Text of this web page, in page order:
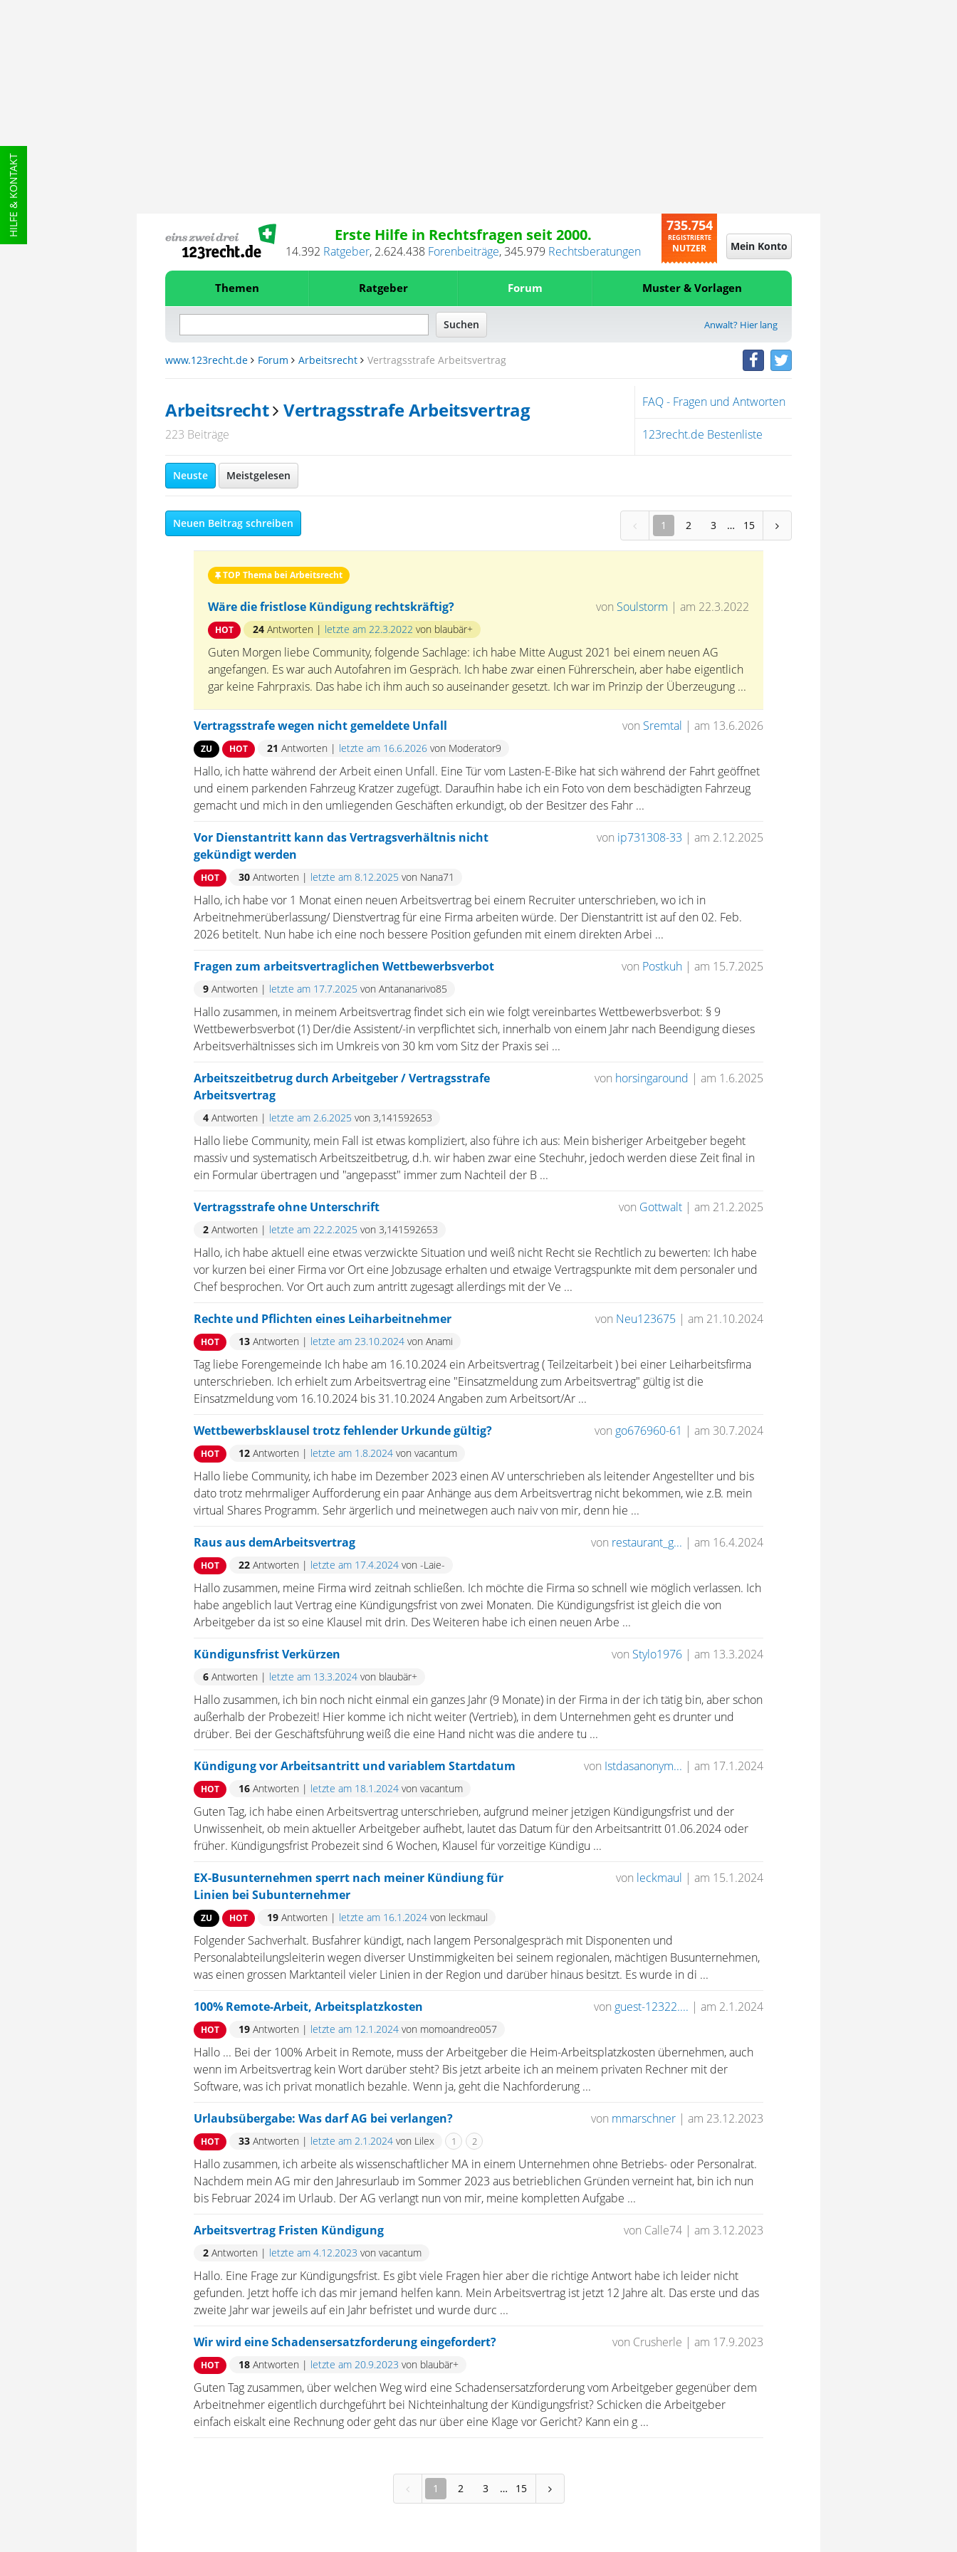
HILFE & KONTAKT Erste Hilfe in Rechtsfragen seit 2000.
14.392 Ratgeber, 2.624.438 Forenbeiträge,345.979 Rechtsberatungen
735.754
REGISTRIERTE
NUTZER Mein Konto
Themen Ratgeber Forum Muster & Vorlagen
Anwalt? Hier lang
www.123recht.de Forum Arbeitsrecht Vertragsstrafe Arbeitsvertrag
Arbeitsrecht Vertragsstrafe Arbeitsvertrag
223 Beiträge
FAQ - Fragen und Antworten
123recht.de Bestenliste
Neuste Meistgelesen
Neuen Beitrag schreiben 1 2 3 15
TOP Thema bei Arbeitsrecht
Wäre die fristlose Kündigung rechtskräftig? von Soulstorm | am 22.3.2022
HOT 24 Antworten | letzte am 22.3.2022 von blaubär+
Guten Morgen liebe Community, folgende Sachlage: ich habe Mitte August 2021 bei einem neuen AG
angefangen. Es war auch Autofahren im Gespräch. Ich habe zwar einen Führerschein, aber habe eigentlich
gar keine Fahrpraxis. Das habe ich ihm auch so auseinander gesetzt. Ich war im Prinzip der Überzeugung ...
Vertragsstrafe wegen nicht gemeldete Unfall von Sremtal | am 13.6.2026
ZU HOT 21 Antworten | letzte am 16.6.2026 von Moderator9
Hallo, ich hatte während der Arbeit einen Unfall. Eine Tür vom Lasten-E-Bike hat sich während der Fahrt geöffnet
und einem parkenden Fahrzeug Kratzer zugefügt. Daraufhin habe ich ein Foto von dem beschädigten Fahrzeug
gemacht und mich in den umliegenden Geschäften erkundigt, ob der Besitzer des Fahr ...
Vor Dienstantritt kann das Vertragsverhältnis nicht
gekündigt werden
von ip731308-33 | am 2.12.2025
HOT 30 Antworten | letzte am 8.12.2025 von Nana71
Hallo, ich habe vor 1 Monat einen neuen Arbeitsvertrag bei einem Recruiter unterschrieben, wo ich in
Arbeitnehmerüberlassung/ Dienstvertrag für eine Firma arbeiten würde. Der Dienstantritt ist auf den 02. Feb.
2026 betitelt. Nun habe ich eine noch bessere Position gefunden mit einem direkten Arbei ...
Fragen zum arbeitsvertraglichen Wettbewerbsverbot von Postkuh | am 15.7.2025
9 Antworten | letzte am 17.7.2025 von Antananarivo85
Hallo zusammen, in meinem Arbeitsvertrag findet sich ein wie folgt vereinbartes Wettbewerbsverbot: § 9
Wettbewerbsverbot (1) Der/die Assistent/-in verpflichtet sich, innerhalb von einem Jahr nach Beendigung dieses
Arbeitsverhältnisses sich im Umkreis von 30 km vom Sitz der Praxis sei ...
Arbeitszeitbetrug durch Arbeitgeber / Vertragsstrafe
Arbeitsvertrag
von horsingaround | am 1.6.2025
4 Antworten | letzte am 2.6.2025 von 3,141592653
Hallo liebe Community, mein Fall ist etwas kompliziert, also führe ich aus: Mein bisheriger Arbeitgeber begeht
massiv und systematisch Arbeitszeitbetrug, d.h. wir haben zwar eine Stechuhr, jedoch werden diese Zeit final in
ein Formular übertragen und "angepasst" immer zum Nachteil der B ...
Vertragsstrafe ohne Unterschrift von Gottwalt | am 21.2.2025
2 Antworten | letzte am 22.2.2025 von 3,141592653
Hallo, ich habe aktuell eine etwas verzwickte Situation und weiß nicht Recht sie Rechtlich zu bewerten: Ich habe
vor kurzen bei einer Firma vor Ort eine Jobzusage erhalten und etwaige Vertragspunkte mit dem personaler und
Chef besprochen. Vor Ort auch zum antritt zugesagt allerdings mit der Ve ...
Rechte und Pflichten eines Leiharbeitnehmer von Neu123675 | am 21.10.2024
HOT 13 Antworten | letzte am 23.10.2024 von Anami
Tag liebe Forengemeinde Ich habe am 16.10.2024 ein Arbeitsvertrag ( Teilzeitarbeit ) bei einer Leiharbeitsfirma
unterschrieben. Ich erhielt zum Arbeitsvertrag eine "Einsatzmeldung zum Arbeitsvertrag" gültig ist die
Einsatzmeldung vom 16.10.2024 bis 31.10.2024 Angaben zum Arbeitsort/Ar ...
Wettbewerbsklausel trotz fehlender Urkunde gültig? von go676960-61 | am 30.7.2024
HOT 12 Antworten | letzte am 1.8.2024 von vacantum
Hallo liebe Community, ich habe im Dezember 2023 einen AV unterschrieben als leitender Angestellter und bis
dato trotz mehrmaliger Aufforderung ein paar Anhänge aus dem Arbeitsvertrag nicht bekommen, wie z.B. mein
virtual Shares Programm. Sehr ärgerlich und meinetwegen auch naiv von mir, denn hie ...
Raus aus demArbeitsvertrag von restaurant_g... | am 16.4.2024
HOT 22 Antworten | letzte am 17.4.2024 von -Laie-
Hallo zusammen, meine Firma wird zeitnah schließen. Ich möchte die Firma so schnell wie möglich verlassen. Ich
habe angeblich laut Vertrag eine Kündigungsfrist von zwei Monaten. Die Kündigungsfrist ist gleich die von
Arbeitgeber da ist so eine Klausel mit drin. Des Weiteren habe ich einen neuen Arbe ...
Kündigunsfrist Verkürzen von Stylo1976 | am 13.3.2024
6 Antworten | letzte am 13.3.2024 von blaubär+
Hallo zusammen, ich bin noch nicht einmal ein ganzes Jahr (9 Monate) in der Firma in der ich tätig bin, aber schon
außerhalb der Probezeit! Hier komme ich nicht weiter (Vertrieb), in dem Unternehmen geht es drunter und
drüber. Bei der Geschäftsführung weiß die eine Hand nicht was die andere tu ...
Kündigung vor Arbeitsantritt und variablem Startdatum von Istdasanonym... | am 17.1.2024
HOT 16 Antworten | letzte am 18.1.2024 von vacantum
Guten Tag, ich habe einen Arbeitsvertrag unterschrieben, aufgrund meiner jetzigen Kündigungsfrist und der
Unwissenheit, ob mein aktueller Arbeitgeber aufhebt, lautet das Datum für den Arbeitsantritt 01.06.2024 oder
früher. Kündigungsfrist Probezeit sind 6 Wochen, Klausel für vorzeitige Kündigu ...
EX-Busunternehmen sperrt nach meiner Kündiung für
Linien bei Subunternehmer
von leckmaul | am 15.1.2024
ZU HOT 19 Antworten | letzte am 16.1.2024 von leckmaul
Folgender Sachverhalt. Busfahrer kündigt, nach langem Personalgespräch mit Disponenten und
Personalabteilungsleiterin wegen diverser Unstimmigkeiten bei seinem regionalen, mächtigen Busunternehmen,
was einen grossen Marktanteil vieler Linien in der Region und darüber hinaus besitzt. Es wurde in di ...
100% Remote-Arbeit, Arbeitsplatzkosten von guest-12322.... | am 2.1.2024
HOT 19 Antworten | letzte am 12.1.2024 von momoandreo057
Hallo ... Bei der 100% Arbeit in Remote, muss der Arbeitgeber die Heim-Arbeitsplatzkosten übernehmen, auch
wenn im Arbeitsvertrag kein Wort darüber steht? Bis jetzt arbeite ich an meinem privaten Rechner mit der
Software, was ich privat monatlich bezahle. Wenn ja, geht die Nachforderung ...
Urlaubsübergabe: Was darf AG bei verlangen? von mmarschner | am 23.12.2023
HOT 33 Antworten | letzte am 2.1.2024 von Lilex 1 2
Hallo zusammen, ich arbeite als wissenschaftlicher MA in einem Unternehmen ohne Betriebs- oder Personalrat.
Nachdem mein AG mir den Jahresurlaub im Sommer 2023 aus betrieblichen Gründen verneint hat, bin ich nun
bis Februar 2024 im Urlaub. Der AG verlangt nun von mir, meine kompletten Aufgabe ...
Arbeitsvertrag Fristen Kündigung von Calle74 | am 3.12.2023
2 Antworten | letzte am 4.12.2023 von vacantum
Hallo. Eine Frage zur Kündigungsfrist. Es gibt viele Fragen hier aber die richtige Antwort habe ich leider nicht
gefunden. Jetzt hoffe ich das mir jemand helfen kann. Mein Arbeitsvertrag ist jetzt 12 Jahre alt. Das erste und das
zweite Jahr war jeweils auf ein Jahr befristet und wurde durc ...
Wir wird eine Schadensersatzforderung eingefordert? von Crusherle | am 17.9.2023
HOT 18 Antworten | letzte am 20.9.2023 von blaubär+
Guten Tag zusammen, über welchen Weg wird eine Schadensersatzforderung vom Arbeitgeber gegenüber dem
Arbeitnehmer eigentlich durchgeführt bei Nichteinhaltung der Kündigungsfrist? Schicken die Arbeitgeber
einfach eiskalt eine Rechnung oder geht das nur über eine Klage vor Gericht? Kann ein g ...
1 2 3 15